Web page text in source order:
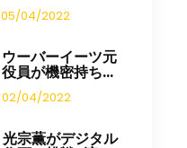
05/04/2022
ウーバーイーツ元
役員が機密持ち...
02/04/2022
光宗薫がデジタル